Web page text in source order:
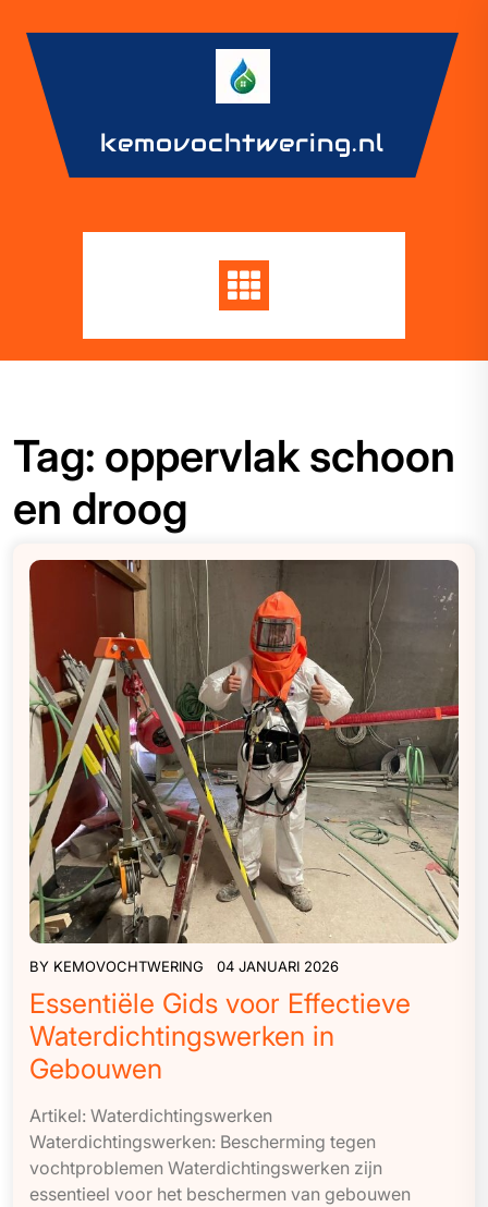
content
kemovochtwering.nl
Tag: oppervlak schoon
en droog
BY KEMOVOCHTWERING 04 JANUARI 2026
Essentiële Gids voor Effectieve
Waterdichtingswerken in
Gebouwen
Artikel: Waterdichtingswerken
Waterdichtingswerken: Bescherming tegen
vochtproblemen Waterdichtingswerken zijn
essentieel voor het beschermen van gebouwen